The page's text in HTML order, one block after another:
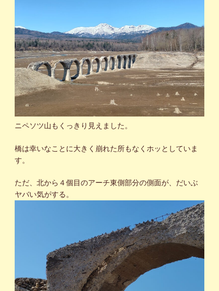
ニペソツ山もくっきり見えました。
橋は幸いなことに大きく崩れた所もなくホッとしていま
す。
ただ、北から４個目のアーチ東側部分の側面が、だいぶ
ヤバい気がする。